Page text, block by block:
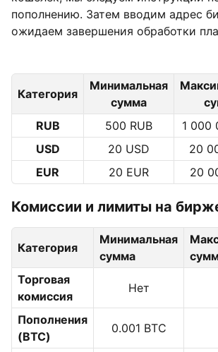
пополнению. Затем вводим адрес
ожидаем завершения обработки
Категория
Минимальная
сумма
RUB 500 RUB 1 000
USD
20 USD 20
EUR
20 EUR 20
Комиссии и лимиты на
Категория
Минимальная
сумма
Торговая
комиссия
Нет
Пополнения
(BTC)
0.001 BTC